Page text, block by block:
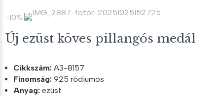
000 Ft.
900 Ft.
-10%
Új ezüst köves pillangós medál
Cikkszám: A3-8157
Finomság: 925 ródiumos
Anyag: ezüst